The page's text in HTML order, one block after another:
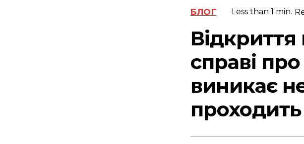
БЛОГ Less than 1 min.
справі
виникає